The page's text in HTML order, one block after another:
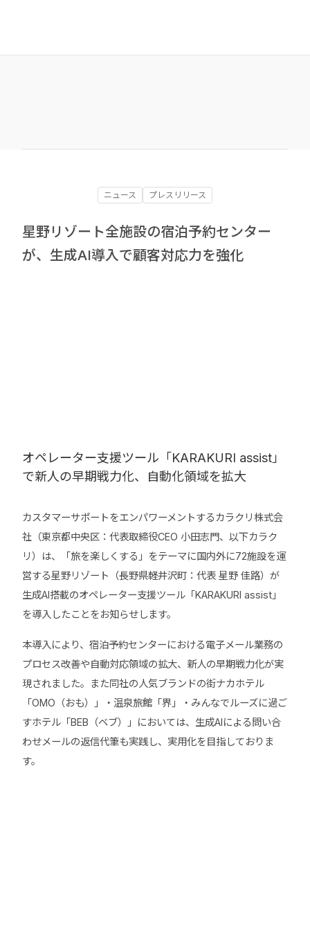
ニュース プレスリリース
星野リゾート全施設の宿泊予約センター
が、生成AI導入で顧客対応力を強化
オペレーター支援ツール「KARAKURI assist」
で新人の早期戦力化、自動化領域を拡大
カスタマーサポートをエンパワーメントするカラクリ株式会
社（東京都中央区：代表取締役CEO 小田志門、以下カラク
リ）は、「旅を楽しくする」をテーマに国内外に72施設を運
営する星野リゾート（長野県軽井沢町：代表 星野 佳路）が
生成AI搭載のオペレーター支援ツール「KARAKURI assist」
を導入したことをお知らせします。
本導入により、宿泊予約センターにおける電子メール業務の
プロセス改善や自動対応領域の拡大、新人の早期戦力化が実
現されました。また同社の人気ブランドの街ナカホテル
「OMO（おも）」・温泉旅館「界」・みんなでルーズに過ご
すホテル「BEB（ベブ）」においては、生成AIによる問い合
わせメールの返信代筆も実践し、実用化を目指しておりま
す。